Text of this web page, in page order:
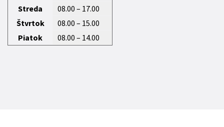
Streda
08.00 – 17.00
Štvrtok
08.00 – 15.00
Piatok
08.00 – 14.00